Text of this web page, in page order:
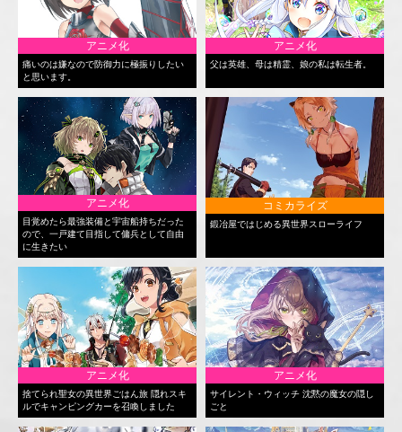
アニメ化
痛いのは嫌なので防御力に極振りしたい
と思います。
アニメ化
父は英雄、母は精霊、娘の私は転生者。
アニメ化
目覚めたら最強装備と宇宙船持ちだった
ので、一戸建て目指して傭兵として自由
に生きたい
コミカライズ
鍛冶屋ではじめる異世界スローライフ
アニメ化
捨てられ聖女の異世界ごはん旅 隠れスキ
ルでキャンピングカーを召喚しました
アニメ化
サイレント・ウィッチ 沈黙の魔女の隠し
ごと